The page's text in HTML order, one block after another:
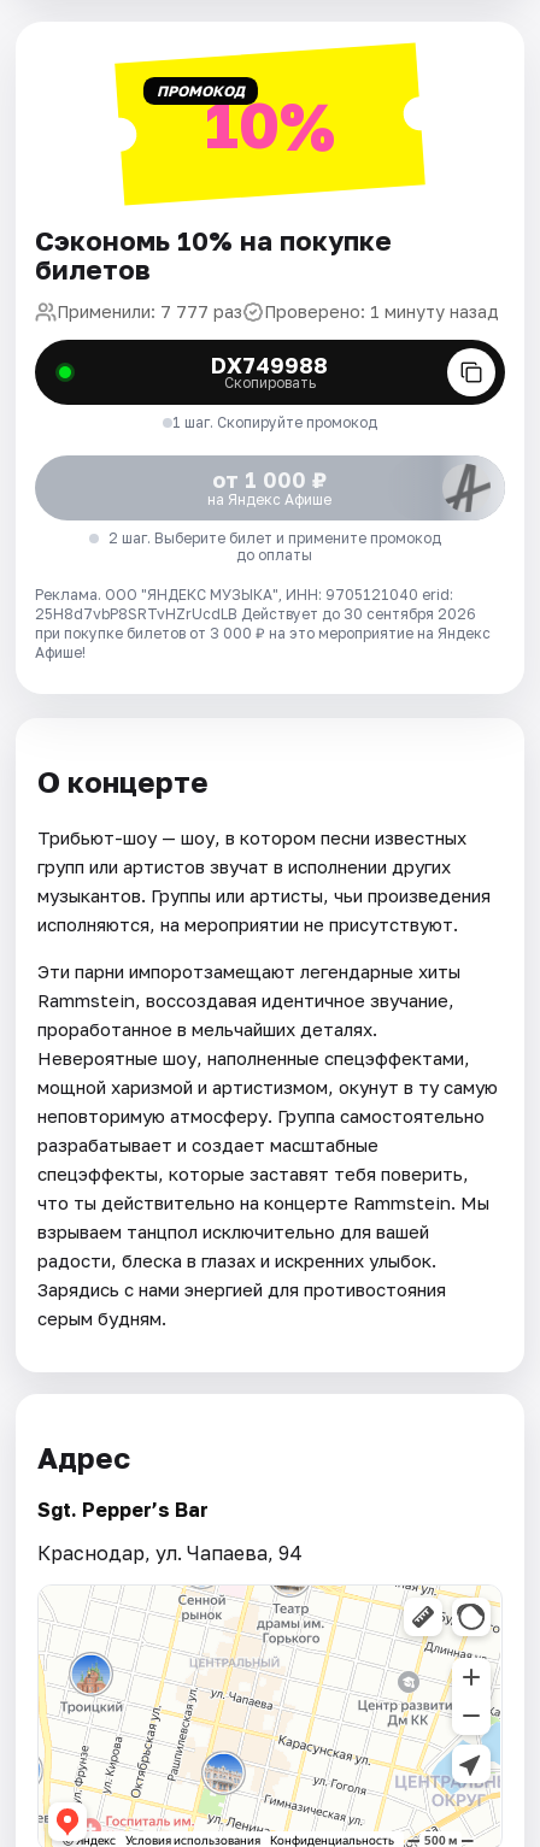
ПРОМОКОД10%
Сэкономь 10% на покупке
билетов
Применили: 7 777 раз Проверено: 1 минуту назад
DX749988
Скопировать
1 шаг. Скопируйте промокод
от 1 000 ₽
на Яндекс Афише
2 шаг. Выберите билет и примените промокод
до оплаты
Реклама. ООО "ЯНДЕКС МУЗЫКА", ИНН: 9705121040 erid:
25H8d7vbP8SRTvHZrUcdLB Действует до 30 сентября 2026
при покупке билетов от 3 000 ₽ на это мероприятие на Яндекс
Афише!
О концерте
Трибьют-шоу — шоу, в котором песни известных
групп или артистов звучат в исполнении других
музыкантов. Группы или артисты, чьи произведения
исполняются, на мероприятии не присутствуют.
Эти парни импоротзамещают легендарные хиты
Rammstein, воссоздавая идентичное звучание,
проработанное в мельчайших деталях.
Невероятные шоу, наполненные спецэффектами,
мощной харизмой и артистизмом, окунут в ту самую
неповторимую атмосферу. Группа самостоятельно
разрабатывает и создает масштабные
спецэффекты, которые заставят тебя поверить,
что ты действительно на концерте Rammstein. Мы
взрываем танцпол исключительно для вашей
радости, блеска в глазах и искренних улыбок.
Зарядись с нами энергией для противостояния
серым будням.
Адрес
Sgt. Pepper’s Bar
Краснодар, ул. Чапаева, 94